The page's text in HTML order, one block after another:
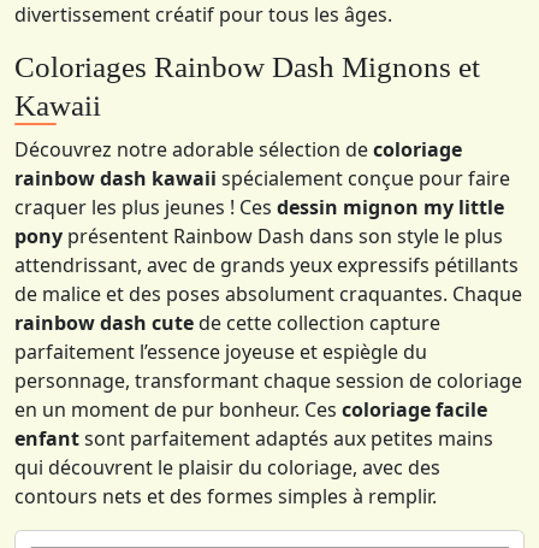
divertissement créatif pour tous les âges.
Coloriages Rainbow Dash Mignons et
Kawaii
Découvrez notre adorable sélection decoloriage
rainbow dash kawaii spécialement conçue pour faire
craquer les plus jeunes ! Ces dessin mignon my little
pony présentent Rainbow Dash dans son style le plus
attendrissant, avec de grands yeux expressifs pétillants
de malice et des poses absolument craquantes. Chaque
rainbow dash cutede cette collection capture
parfaitement l’essence joyeuse et espiègle du
personnage, transformant chaque session de coloriage
en un moment de pur bonheur. Ces coloriage facile
enfantsont parfaitement adaptés aux petites mains
qui découvrent le plaisir du coloriage, avec des
contours nets et des formes simples à remplir.